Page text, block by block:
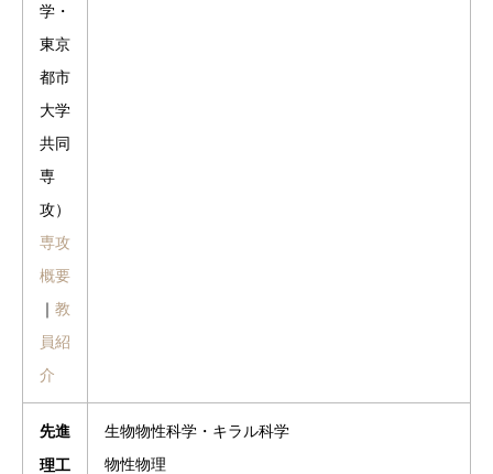
学・
東京
都市
大学
共同
専
攻）
専攻
概要
｜ 教
員紹
介
先進
理工
生物物性科学・キラル科学
物性物理